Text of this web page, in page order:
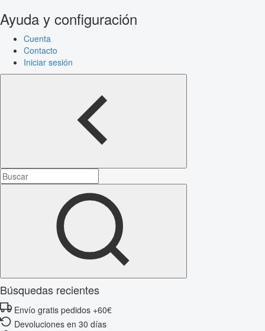
Ayuda y configuración
Cuenta
Contacto
Iniciar sesión
Búsquedas recientes
Envío gratis pedidos +60€
Devoluciones en 30 días